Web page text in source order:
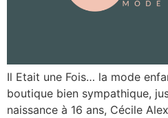
Il Etait une Fois… la mode
boutique bien sympathique,
naissance à 16 ans, Cécile